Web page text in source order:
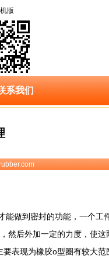
版
系我们
能做到密封的功能，一个工
然后外加一定的力度，使这
表现为橡胶o型圈有较大范